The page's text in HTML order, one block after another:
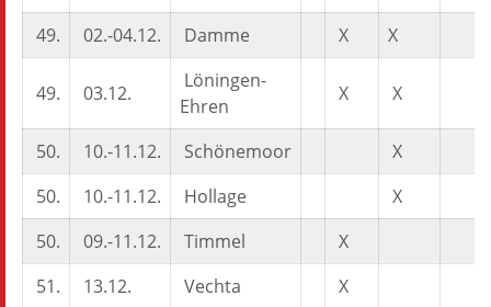
49. 02.-04.12. Damme X X
49. 03.12.
Löningen-
Ehren
X X
50. 10.-11.12. Schönemoor
X
50.
10.-11.12. Hollage
X
50.
09.-11.12. Timmel
X
51.
13.12. Vechta
X